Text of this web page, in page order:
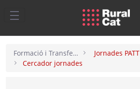
Salta al contingut principal
Formació i Transferència
Jornades PATT
Cercador jornades